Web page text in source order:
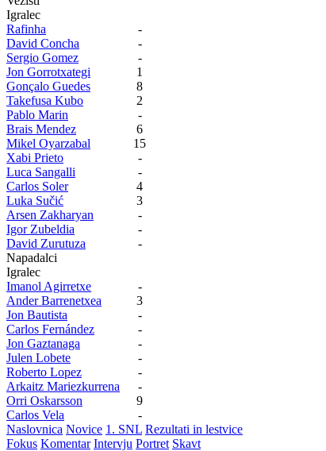
Igralec
Rafinha
-
David Concha
-
Sergio Gomez
-
Jon Gorrotxategi
1
Gonçalo Guedes
8
Takefusa Kubo
2
Pablo Marin
-
Brais Mendez
6
Mikel Oyarzabal
15
Xabi Prieto
-
Luca Sangalli
-
Carlos Soler
4
Luka Sučić
3
Arsen Zakharyan
-
Igor Zubeldia
-
David Zurutuza
-
Napadalci
Igralec
Imanol Agirretxe
-
Ander Barrenetxea
3
Jon Bautista
-
Carlos Fernández
-
Jon Gaztanaga
-
Julen Lobete
-
Roberto Lopez
-
Arkaitz Mariezkurrena
-
Orri Oskarsson
9
Carlos Vela
-
Naslovnica Novice 1. SNL Rezultati in lestvice
Fokus Komentar Intervju Portret Skavt